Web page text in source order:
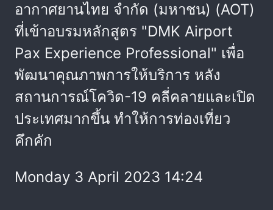
อากาศยานไทย จำกัด (มหาชน) (AOT)
ที่เข้าอบรมหลักสูตร "DMK Airport
Pax Experience Professional" เพื่อ
พัฒนาคุณภาพการให้บริการ หลัง
สถานการณ์โควิด-19 คลี่คลายและเปิด
ประเทศมากขึ้น ทำให้การท่องเที่ยว
คึกคัก
Monday 3 April 2023 14:24